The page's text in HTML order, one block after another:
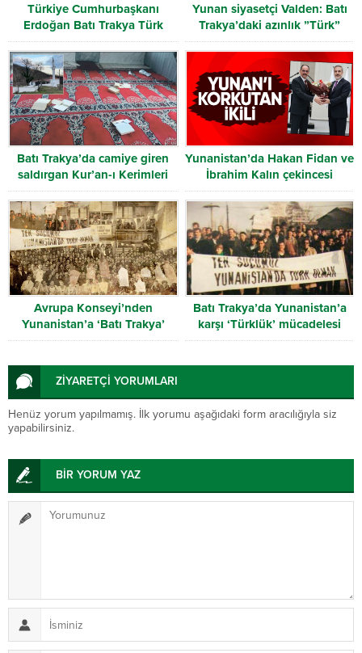
Türkiye Cumhurbaşkanı
Erdoğan Batı Trakya Türk
Heyetini kabul etti
Yunan siyasetçi Valden: Batı
Trakya’daki azınlık ”Türk”
olarak tanınmalı
Batı Trakya’da camiye giren
saldırgan Kur’an-ı Kerimleri
yırttı
Yunanistan’da Hakan Fidan ve
İbrahim Kalın çekincesi
Avrupa Konseyi’nden
Yunanistan’a ‘Batı Trakya’
uyarısı
Batı Trakya’da Yunanistan’a
karşı ‘Türklük’ mücadelesi
ZİYARETÇİ YORUMLARI
Henüz yorum yapılmamış. İlk yorumu aşağıdaki form aracılığıyla siz
yapabilirsiniz.
BİR YORUM YAZ